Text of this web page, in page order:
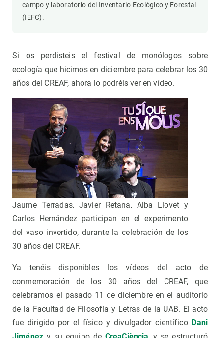
campo y laboratorio del Inventario Ecológico y Forestal
(IEFC).
Si os perdisteis el festival de monólogos sobre
ecología que hicimos en diciembre para celebrar los 30
años del CREAF, ahora lo podréis ver en vídeo.
Jaume Terradas, Javier Retana, Alba Llovet y
Carlos Hernández participan en el experimento
del vaso invertido, durante la celebración de los
30 años del CREAF.
Ya tenéis disponibles los vídeos del acto de
conmemoración de los 30 años del CREAF, que
celebramos el pasado 11 de diciembre en el auditorio
de la Facultad de Filosofía y Letras de la UAB. El acto
fue dirigido por el físico y divulgador científico Dani